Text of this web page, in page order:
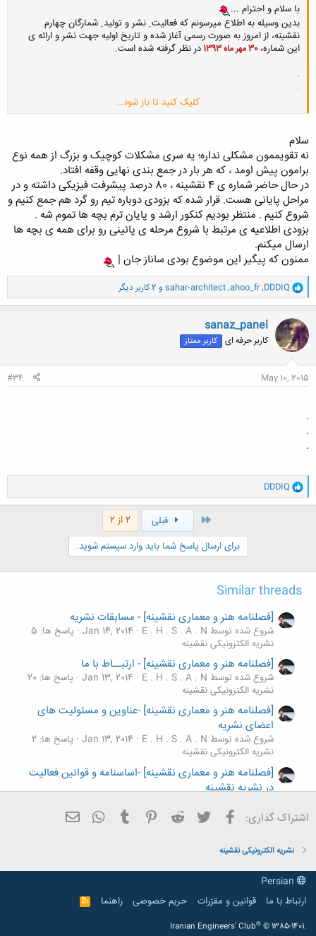
با سلام و احترام ...
بدین وسیله به اطلاع میرسونم که فعالیت ِ نشر و تولید ِ شمارگان چهارم
نقشینه، از امروز به صورت رسمی آغاز شده و تاریخ اولیه جهت نشر و ارائه ی
این شماره، 30 مهر ماه 1393
در نظر گرفته شده است.
.
.
تقویمتون مشکل پیدا کرده عایا؟
کلیک کنید تا باز شود...
سلام
نه تقویممون مشکلی نداره؛ یه سری مشکلات کوچیک و بزرگ از همه نوع
برامون پیش اومد ، که هر بار در جمع بندی نهایی وقفه افتاد.
در حال حاضر شماره ی 4 نقشینه ، 80 درصد پیشرفت فیزیکی داشته و در
مراحل پایانی هست. قرار شده که بزودی دوباره تیم رو گرد هم جمع کنیم و
شروع کنیم . منتظر بودیم کنکور ارشد و پایان ترم بچه ها تموم شه .
بزودی اطلاعیه ی مرتبط با شروع مرحله ی پائینی رو برای همه ی بچه ها
ارسال میکنم.
ممنون که پیگیر این موضوع بودی ساناز جان |
و
ا
ک
ن
ش
ه
ا
DDDIQ
,
ahoo_fr
,
sahar-architect و 2 کاربر دیگر
sanaz_panel
کاربر حرفه ای کاربر ممتاز
May 10, 2015
#34
.
.
.
و
ا
ک
DDDIQ
اول قبلی
2 از 2
برای ارسال پاسخ شما باید وارد سیستم شوید.
Similar threads
[فصلنامه هنر و معماری نقشینه] - مسابقات نشریه
شروع شده توسط E . H . S . A . N Jan 14, 2014 پاسخ ها: 5
نشریه الکترونیکی نقشینه
[فصلنامه هنر و معماری نقشینه] - ارتبــاط با ما
شروع شده توسط E . H . S . A . N Jan 13, 2014 پاسخ ها: 20
نشریه الکترونیکی نقشینه
[فصلنامه هنر و معماری نقشینه] -عناوین و مسئولیت های
اعضای نشریه
شروع شده توسط E . H . S . A . N Jan 13, 2014 پاسخ ها: 2
نشریه الکترونیکی نقشینه
[فصلنامه هنر و معماری نقشینه] -اساسنامه و قوانین فعالیت
در نشریه نقشینه
نشریه الکترونیکی نقشینه
شروع شده توسط E . H . S . A . N
اشتراک گذاری: فیسبوک تویتر Reddit
Pinterest
Tumblr
WhatsApp
نشریه الکترونیکی نقشینه
ارتباط با ما
قوانین و مقرّرات حریم خصوصی راهنما
R
S
Iranian Engineers' Club® © 1385-1401.